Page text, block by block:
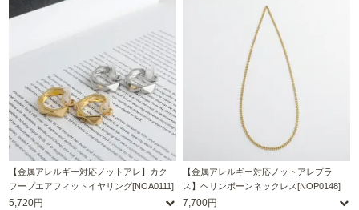
【金属アレルギー対応ノットアレ】カク
フープエアフィットイヤリング[NOA0111]
5,720円
【金属アレルギー対応ノットアレプラ
ス】ヘリンボーンネックレス[NOP0148]
7,700円